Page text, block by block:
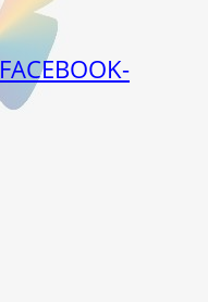
FACEBOOK-